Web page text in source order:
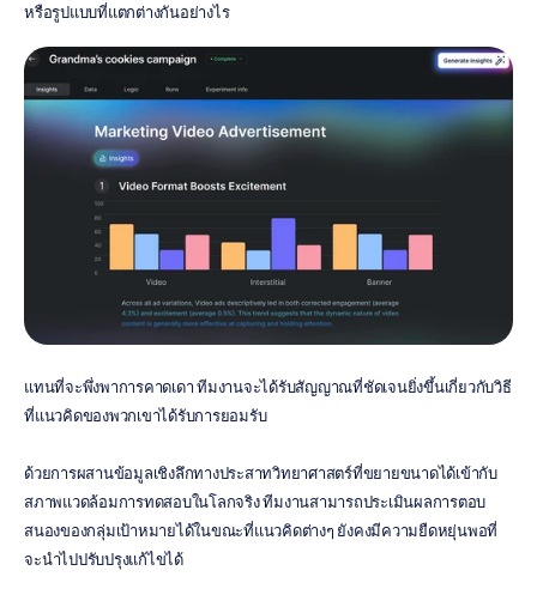
หรือรูปแบบที่แตกต่างกันอย่างไร
แทนที่จะพึ่งพาการคาดเดา ทีมงานจะได้รับสัญญาณที่ชัดเจนยิ่งขึ้นเกี่ยวกับวิธี
ที่แนวคิดของพวกเขาได้รับการยอมรับ
ด้วยการผสานข้อมูลเชิงลึกทางประสาทวิทยาศาสตร์ที่ขยายขนาดได้เข้ากับ
สภาพแวดล้อมการทดสอบในโลกจริง ทีมงานสามารถประเมินผลการตอบ
สนองของกลุ่มเป้าหมายได้ในขณะที่แนวคิดต่างๆ ยังคงมีความยืดหยุ่นพอที่
จะนำไปปรับปรุงแก้ไขได้